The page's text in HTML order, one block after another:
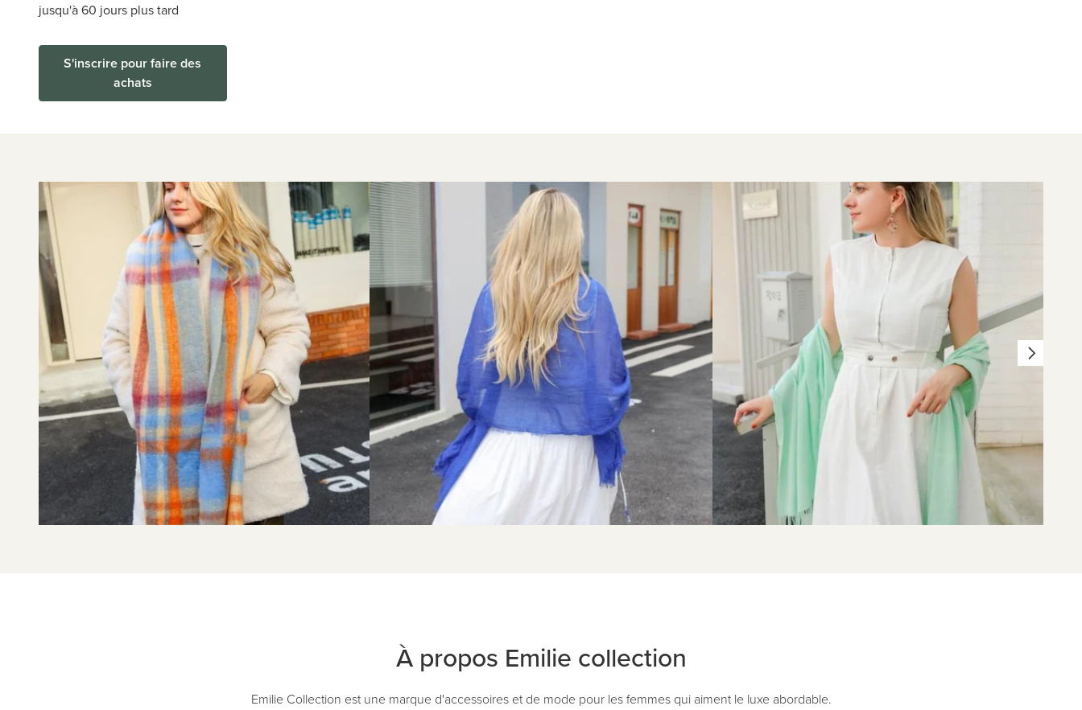
jusqu'à 60 jours plus tard
S'inscrire pour faire des
achats
À propos Emilie collection
Emilie Collection est une marque d'accessoires et de mode pour les femmes qui aiment le luxe abordable.